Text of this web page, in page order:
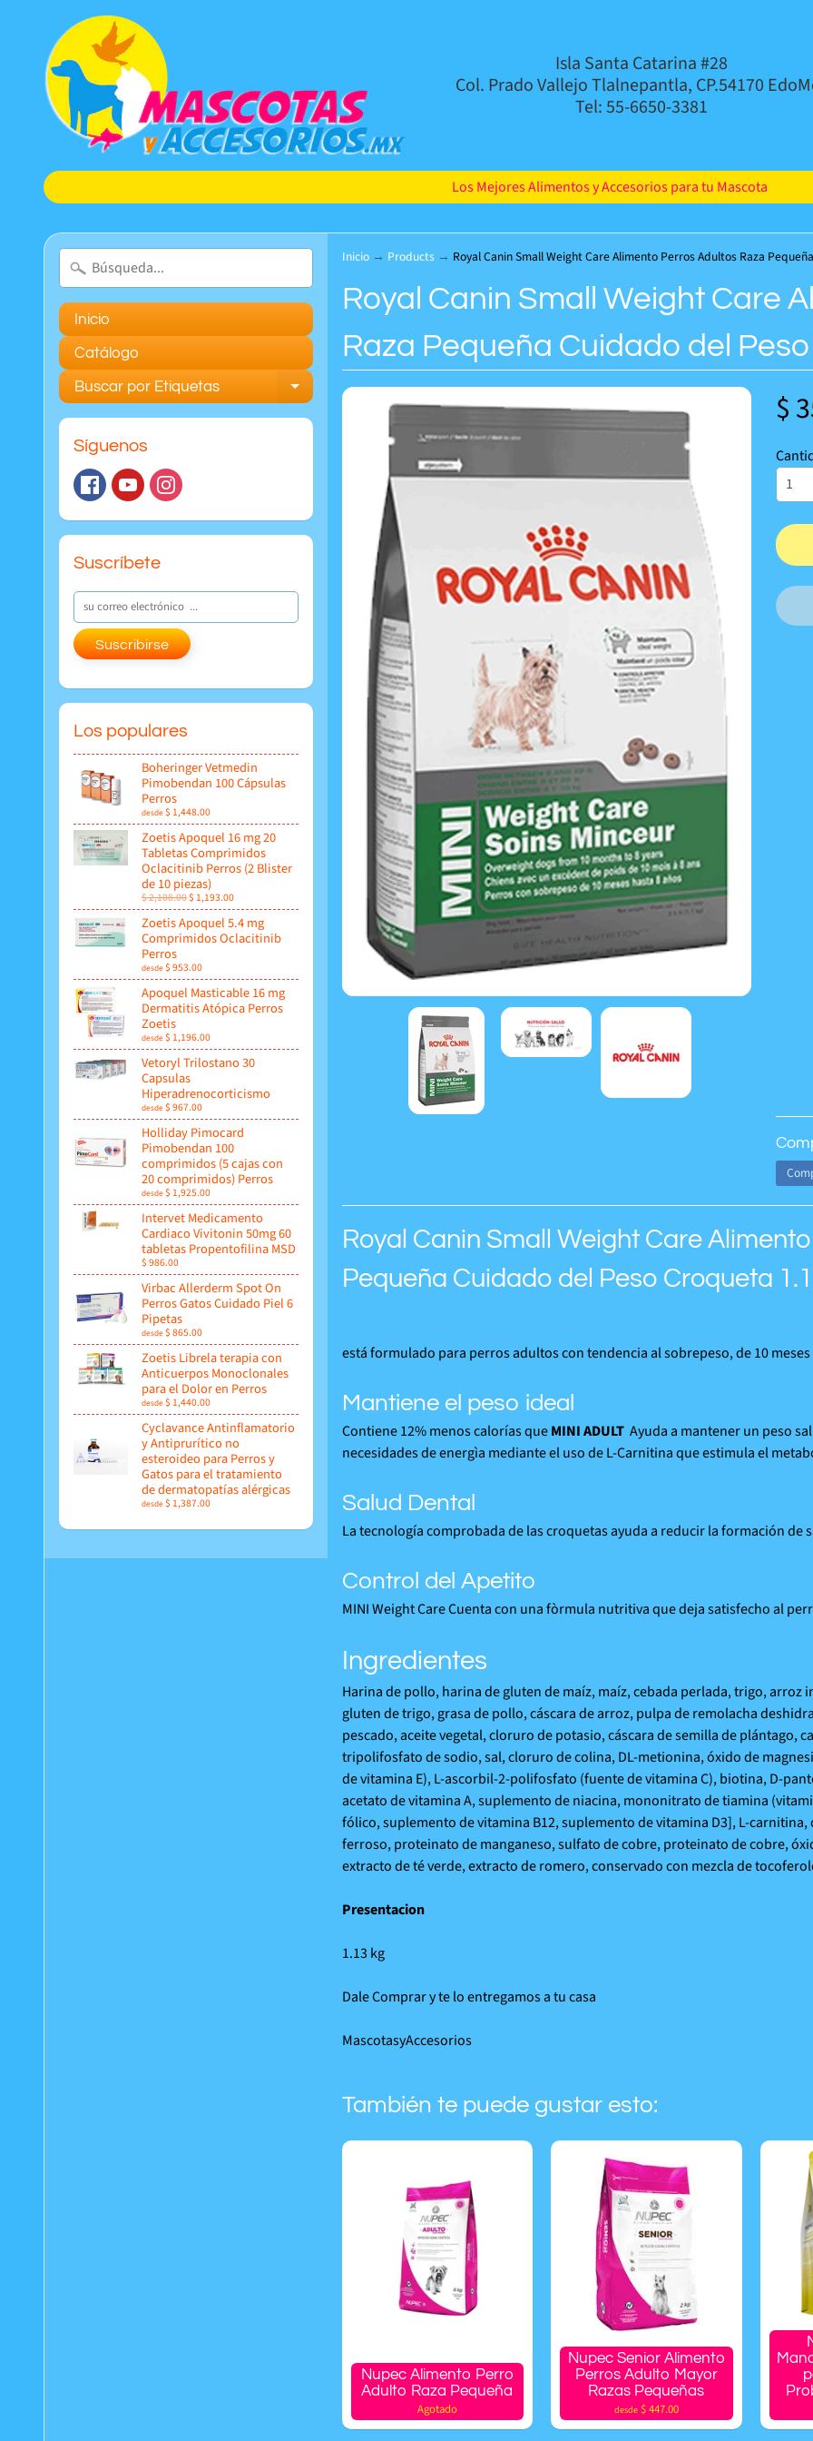
Isla Santa Catarina #28
Col. Prado Vallejo Tlalnepantla, CP.54170
Tel: 55-6650-3381
Los Mejores Alimentos y Accesorios para tu Mascota
Inicio
Catálogo
Buscar por Etiquetas Expand child menu
Síguenos
Suscríbete
Suscribirse
Los populares
Boheringer Vetmedin
Pimobendan 100 Cápsulas
Perros
desde$ 1,448.00
Zoetis Apoquel 16 mg 20
Tabletas Comprimidos
Oclacitinib Perros (2 Blister
de 10 piezas)
$ 2,108.00$ 1,193.00
Zoetis Apoquel 5.4 mg
Comprimidos Oclacitinib
Perros
desde$ 953.00
Apoquel Masticable 16 mg
Dermatitis Atópica Perros
Zoetis
desde$ 1,196.00
Vetoryl Trilostano 30
Capsulas
Hiperadrenocorticismo
desde$ 967.00
Holliday Pimocard
Pimobendan 100
comprimidos (5 cajas con
20 comprimidos) Perros
desde$ 1,925.00
Intervet Medicamento
Cardiaco Vivitonin 50mg 60
tabletas Propentofilina MSD
$ 986.00
Virbac Allerderm Spot On
Perros Gatos Cuidado Piel 6
Pipetas
desde$ 865.00
Zoetis Librela terapia con
Anticuerpos Monoclonales
para el Dolor en Perros
desde$ 1,440.00
Cyclavance Antinflamatorio
y Antiprurítico no
esteroideo para Perros y
Gatos para el tratamiento
de dermatopatías alérgicas
desde$ 1,387.00
Inicio → Products → Royal Canin Small Weight Care Alimento Perros Adultos Raza
Royal Canin Small Weight Care
Raza Pequeña Cuidado del
$
Royal Canin Small Weight Care
Pequeña Cuidado del Peso Croqueta
está formulado para perros adultos con tendencia al sobrepeso, de 10 meses
Mantiene el peso ideal
Contiene 12% menos calorías que MINI ADULT Ayuda a mantener un peso
necesidades de energìa mediante el uso de L-Carnitina que estimula el
Salud Dental
La tecnología comprobada de las croquetas ayuda a reducir la formación de
Control del Apetito
MINI Weight Care Cuenta con una fòrmula nutritiva que deja satisfecho al
Ingredientes
Harina de pollo, harina de gluten de maíz, maíz, cebada perlada, trigo,
gluten de trigo, grasa de pollo, cáscara de arroz, pulpa de remolacha
pescado, aceite vegetal, cloruro de potasio, cáscara de semilla de plántago,
tripolifosfato de sodio, sal, cloruro de colina, DL-metionina, óxido de
de vitamina E), L-ascorbil-2-polifosfato (fuente de vitamina C), biotina, D-
acetato de vitamina A, suplemento de niacina, mononitrato de tiamina
fólico, suplemento de vitamina B12, suplemento de vitamina D3], L-
ferroso, proteinato de manganeso, sulfato de cobre, proteinato de cobre,
extracto de té verde, extracto de romero, conservado con mezcla de
Presentacion
1.13 kg
Dale Comprar y te lo entregamos a tu casa
MascotasyAccesorios
También te puede gustar esto:
Nupec Alimento Perro
Adulto Raza Pequeña
Agotado
Nupec Senior Alimento
Perros Adulto Mayor
Razas Pequeñas
desde$ 447.00